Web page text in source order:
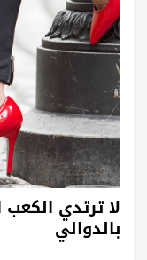
لا ترتدي
بالدوالي